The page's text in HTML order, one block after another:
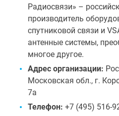
Радиосвязи» –
производитель
спутниковой связи и
антенные системы,
многое другое.
Адрес организации:
Московская обл., г.
7а
Телефон: +7 (495) 516-